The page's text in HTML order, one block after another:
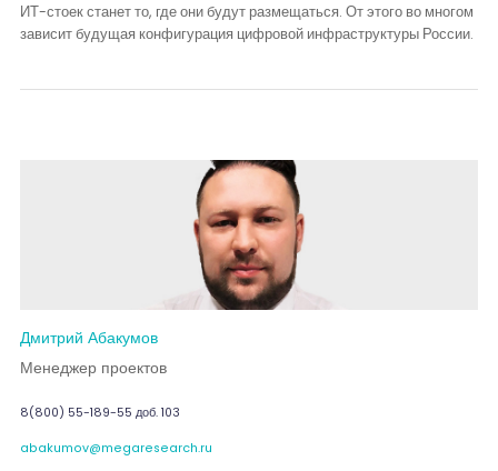
ИТ-стоек станет то, где они будут размещаться. От этого во многом
зависит будущая конфигурация цифровой инфраструктуры России.
Дмитрий Абакумов
Менеджер проектов
8(800) 55-189-55 доб. 103
abakumov@megaresearch.ru